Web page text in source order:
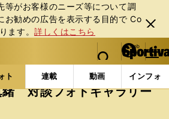
等がお客様のニーズ等について調
お勧めの広告を表⽰する⽬的で Co
ます。詳しくはこちら
閉じ
る
web Sportiva (webスポルティーバ)
検索
マイペ
ー
ジ
メニュ
ト 連載 動画 インフォ
コラムフォト 伊藤華英×柳原真
緒 対談フォトギャラリー